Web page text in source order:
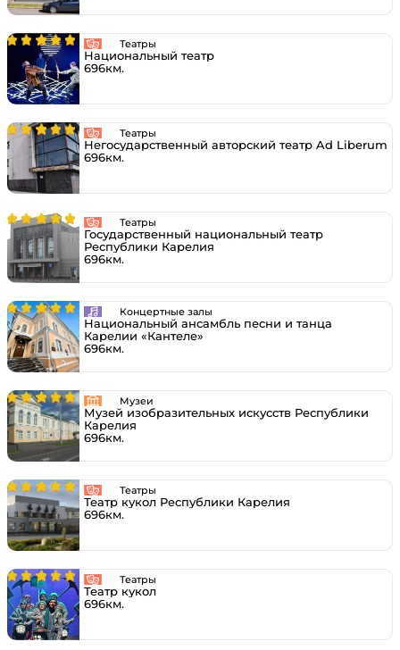
Театры
Национальный театр
696км.
Театры
Негосударственный авторский театр Ad Liberum
696км.
Театры
Государственный национальный театр
Республики Карелия
696км.
Концертные залы
Национальный ансамбль песни и танца
Карелии «Кантеле»
696км.
Музеи
Музей изобразительных искусств Республики
Карелия
696км.
Театры
Театр кукол Республики Карелия
696км.
Театры
Театр кукол
696км.